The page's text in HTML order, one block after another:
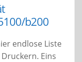
b200
endlose Liste
Eins